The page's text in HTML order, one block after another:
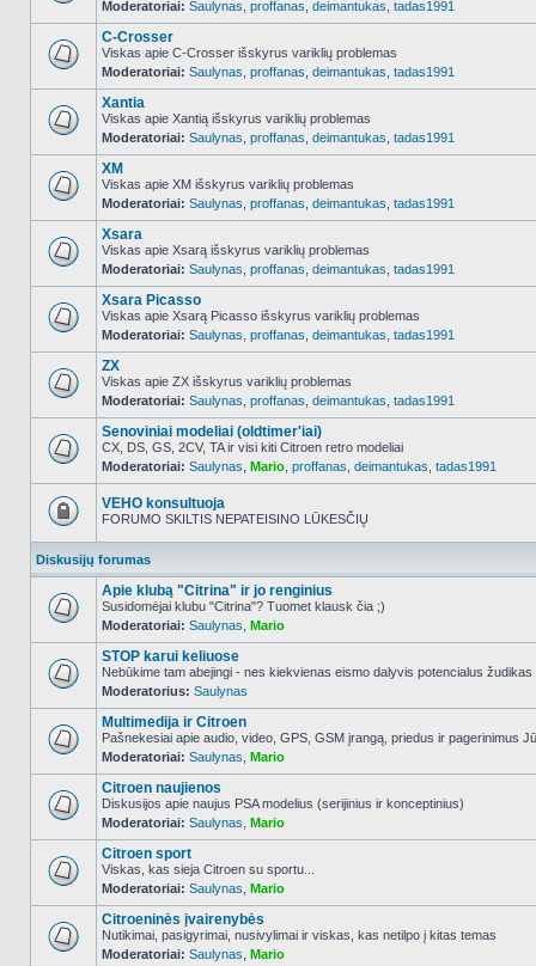
NO_UNREAD_POSTS
Moderatoriai: Saulynas proffanas deimantukas tadas1991
NO_UNREAD_POSTS
C-Crosser
Viskas apie C-Crosser išskyrus variklių problemas
Moderatoriai: Saulynas proffanas deimantukas tadas1991
NO_UNREAD_POSTS
Xantia
Viskas apie Xantią išskyrus variklių problemas
Moderatoriai: Saulynas proffanas deimantukas tadas1991
NO_UNREAD_POSTS
XM
Viskas apie XM išskyrus variklių problemas
Moderatoriai: Saulynas proffanas deimantukas tadas1991
NO_UNREAD_POSTS
Xsara
Viskas apie Xsarą išskyrus variklių problemas
Moderatoriai: Saulynas proffanas deimantukas tadas1991
NO_UNREAD_POSTS
Xsara Picasso
Viskas apie Xsarą Picasso išskyrus variklių problemas
Moderatoriai: Saulynas proffanas deimantukas tadas1991
NO_UNREAD_POSTS
ZX
Viskas apie ZX išskyrus variklių problemas
Moderatoriai: Saulynas proffanas deimantukas tadas1991
NO_UNREAD_POSTS
Senoviniai modeliai (oldtimer'iai)
CX, DS, GS, 2CV, TA ir visi kiti Citroen retro modeliai
Moderatoriai: Saulynas Mario proffanas deimantukas tadas1991
užrakintas
VEHO konsultuoja
FORUMO SKILTIS NEPATEISINO LŪKESČIŲ
Diskusijų forumas
NO_UNREAD_POSTS
Apie klubą "Citrina" ir jo renginius
Susidomėjai klubu "Citrina"? Tuomet klausk čia ;)
Moderatoriai: Saulynas Mario
NO_UNREAD_POSTS
STOP karui keliuose
Nebūkime tam abejingi - nes kiekvienas eismo dalyvis potencialus žudikas
Moderatorius: Saulynas
NO_UNREAD_POSTS
Multimedija ir Citroen
Pašnekesiai apie audio, video, GPS, GSM įrangą, priedus ir pagerinimus
Moderatoriai: Saulynas Mario
NO_UNREAD_POSTS
Citroen naujienos
Diskusijos apie naujus PSA modelius (serijinius ir konceptinius)
Moderatoriai: Saulynas Mario
NO_UNREAD_POSTS
Citroen sport
Viskas, kas sieja Citroen su sportu...
Moderatoriai: Saulynas Mario
NO_UNREAD_POSTS
Citroeninės įvairenybės
Nutikimai, pasigyrimai, nusivylimai ir viskas, kas netilpo į kitas temas
Moderatoriai: Saulynas Mario